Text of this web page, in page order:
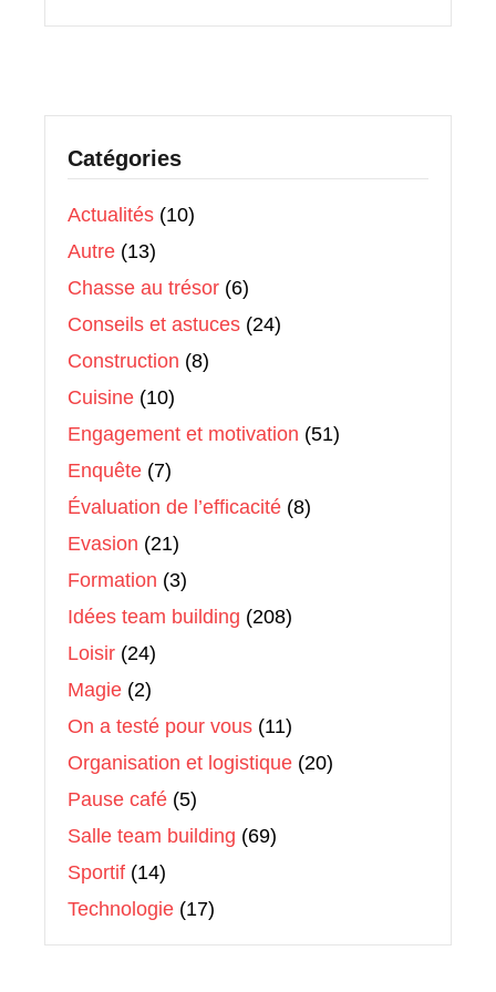
Catégories
Actualités (10)
Autre (13)
Chasse au trésor (6)
Conseils et astuces (24)
Construction (8)
Cuisine (10)
Engagement et motivation (51)
Enquête (7)
Évaluation de l’efficacité (8)
Evasion (21)
Formation (3)
Idées team building (208)
Loisir (24)
Magie (2)
On a testé pour vous (11)
Organisation et logistique (20)
Pause café (5)
Salle team building (69)
Sportif (14)
Technologie (17)